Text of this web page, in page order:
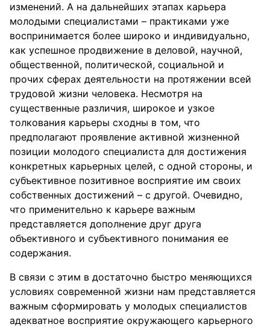
изменений. А на дальнейших этапах карьера
молодыми специалистами – практиками уже
воспринимается более широко и индивидуально,
как успешное продвижение в деловой, научной,
общественной, политической, социальной и
прочих сферах деятельности на протяжении всей
трудовой жизни человека. Несмотря на
существенные различия, широкое и узкое
толкования карьеры сходны в том, что
предполагают проявление активной жизненной
позиции молодого специалиста для достижения
конкретных карьерных целей, с одной стороны, и
субъективное позитивное восприятие им своих
собственных достижений – с другой. Очевидно,
что применительно к карьере важным
представляется дополнение друг друга
объективного и субъективного понимания ее
содержания.
В связи с этим в достаточно быстро меняющихся
условиях современной жизни нам представляется
важным сформировать у молодых специалистов
адекватное восприятие окружающего карьерного